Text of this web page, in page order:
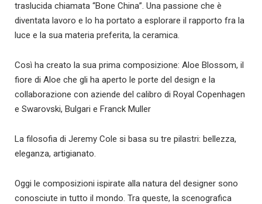
traslucida chiamata “Bone China”. Una passione che è
diventata lavoro e lo ha portato a esplorare il rapporto fra la
luce e la sua materia preferita, la ceramica.
Così ha creato la sua prima composizione: Aloe Blossom, il
fiore di Aloe che gli ha aperto le porte del design e la
collaborazione con aziende del calibro di Royal Copenhagen
e Swarovski, Bulgari e Franck Muller
La filosofia di Jeremy Cole si basa su tre pilastri: bellezza,
eleganza, artigianato.
Oggi le composizioni ispirate alla natura del designer sono
conosciute in tutto il mondo. Tra queste, la scenografica